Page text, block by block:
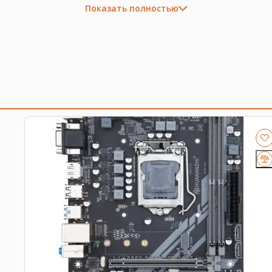
Показать полностью